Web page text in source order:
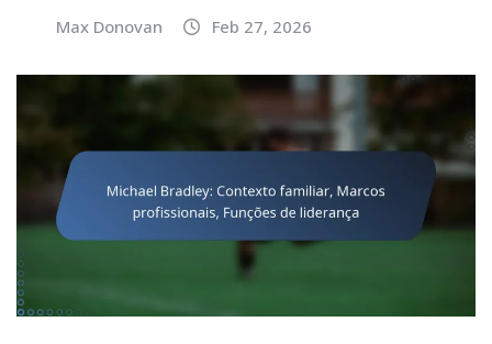
Max Donovan Feb 27, 2026